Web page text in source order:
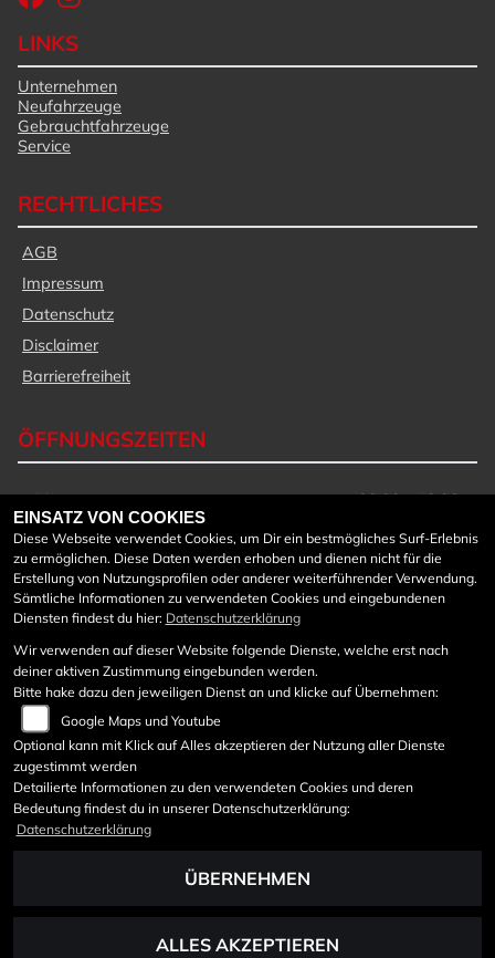
LINKS
Unternehmen
Neufahrzeuge
Gebrauchtfahrzeuge
Service
RECHTLICHES
AGB
Impressum
Datenschutz
Disclaimer
Barrierefreiheit
ÖFFNUNGSZEITEN
Montag:
08:00 - 18:00
Dienstag:
Mittwoch:
08:00 - 18:00
Donnerstag:
08:00 - 18:00
Freitag:
08:00 - 18:00
Samstag:
Sonntag:
geschlossen
Werkstattöffnungszeiten:
Mo bis Do von 7:45 - 12:00
und von 12:40 – 17 Uhr
Freitag von 7:45 – 12:00
EINSATZ VON COOKIES
Diese Webseite verwendet Cookies, um Dir ein bestmögliches Surf-Erlebnis
zu ermöglichen. Diese Daten werden erhoben und dienen nicht für die
Erstellung von Nutzungsprofilen oder anderer weiterführender Verwendung.
Sämtliche Informationen zu verwendeten Cookies und eingebundenen
Diensten findest du hier: Datenschutzerklärung
Wir verwenden auf dieser Website folgende Dienste, welche erst nach
deiner aktiven Zustimmung eingebunden werden.
Bitte hake dazu den jeweiligen Dienst an und klicke auf Übernehmen:
Google Maps und Youtube
Optional kann mit Klick auf Alles akzeptieren der Nutzung aller Dienste
zugestimmt werden
Detailierte Informationen zu den verwendeten Cookies und deren
Bedeutung findest du in unserer Datenschutzerklärung:
Datenschutzerklärung
ÜBERNEHMEN
ALLES AKZEPTIEREN